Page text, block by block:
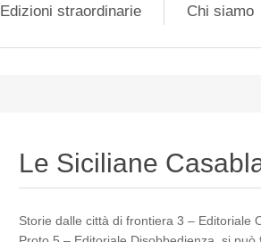
Edizioni straordinarie Chi siamo
Le Siciliane
Storie dalle città di frontiera 3 – Editoriale